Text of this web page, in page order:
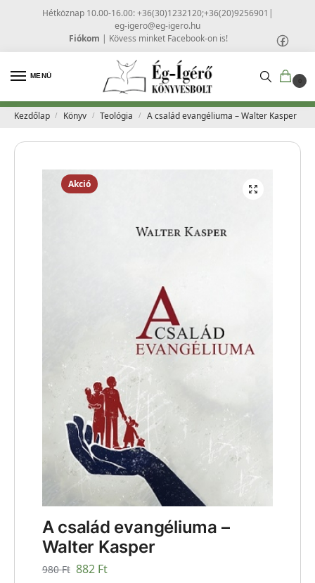
Hétköznap 10.00-16.00: +36(30)1232120;+36(20)9256901 |
eg-igero@eg-igero.hu
Fiókom | Kövess minket Facebook-on is!
MENÜ
0
Kezdőlap / Könyv / Teológia / A család evangéliuma – Walter Kasper
Akció
A család evangéliuma –
Walter Kasper
980Ft 882 Ft